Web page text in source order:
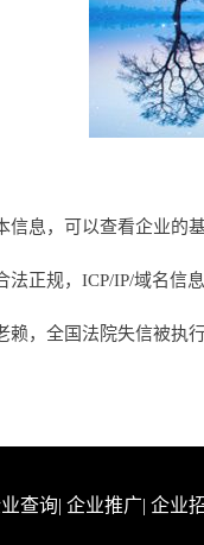
信息，可以查看企业的
正规，ICP/IP/域名信
赖，全国法院失信被执
查询| 企业推广| 企业